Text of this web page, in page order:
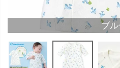
ブル